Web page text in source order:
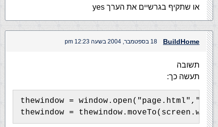
או שתקיף בגרשיים את הערך yes
BuildHome 18 בספטמבר, 2004 בשעה 12:23 pm
תשובה
תעשה כך:
thewindow =
thewindow =